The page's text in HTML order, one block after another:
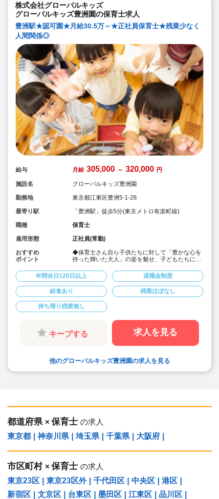
安心して勤務いただけます。
◆幅広い年齢層の職員がいるため働きやすい就業
環境です！
◆充実の福利厚生、海外研修など腰を据え長く勤
株式会社グローバルキッズ
グローバルキッズ豊洲園の保育士求人
豊洲駅★認可園★月給30.5万～★正社員保育士★残業少なく
人間関係◎
給与 月給 305,000 ～ 320,000 円
施設名
グローバルキッズ豊洲園
勤務地
東京都江東区豊洲5-1-26
最寄り駅
「豊洲駅」徒歩5分(東京メトロ有楽町線)
職種
保育士
雇用形態
正社員(常勤)
おすすめ
ポイント
◆保育士さん自ら子供たちに対して「豊かな心を
持った輝いた大人」の姿を魅せ、子どもたちに夢
◆年間休日125日以上！
◆子育て期間中は時短勤務OK
◆半日有給OKで子育て中の方も働きやすい環境
◆会社独自の休暇制度がありますので、独身、既
婚者問わずノビノビと働きやすい環境です。
◆宿舎借上げ制度利用可能です！
◆職員間の人間関係を大事にしています。チーム
保育で新しい仲間も皆でサポート。新卒で不安な
方、中途で馴染めるか不安な方ブランク空けの
方、別業種からのキャリアチェンジの方！どんな
方でもチームでサポートしあいながら保育をする
◆キャリアアップしていきたい方も大歓迎！挑戦
務でき成長し続けられる環境が整っています。
年間休日120日以上 退職金制度
給食あり 残業ほぼなし
持ち帰り残業無し
キープする 求人を見る
他のグローバルキッズ豊洲園の求人を見る
都道府県 × 保育士 の求人
東京都
神奈川県 埼玉県 千葉県 大阪府
市区町村 × 保育士 の求人
東京23区
東京23区外 千代田区 中央区 港区
新宿区
文京区 台東区 墨田区 江東区 品川区